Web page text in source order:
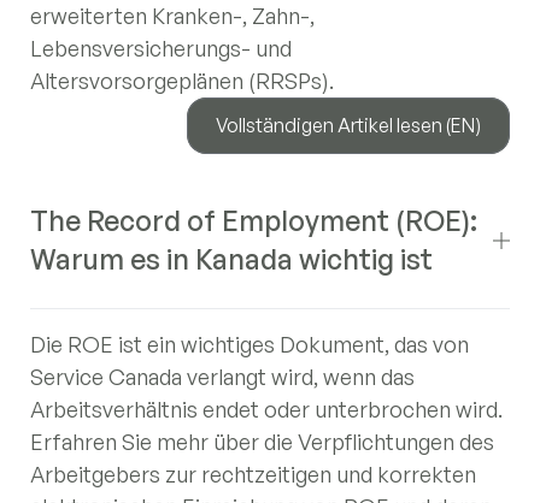
erweiterten Kranken-, Zahn-,
Lebensversicherungs- und
Altersvorsorgeplänen (RRSPs).
Vollständigen Artikel lesen (EN)
The Record of Employment (ROE):
Warum es in Kanada wichtig ist
Die ROE ist ein wichtiges Dokument, das von
Service Canada verlangt wird, wenn das
Arbeitsverhältnis endet oder unterbrochen wird.
Erfahren Sie mehr über die Verpflichtungen des
Arbeitgebers zur rechtzeitigen und korrekten